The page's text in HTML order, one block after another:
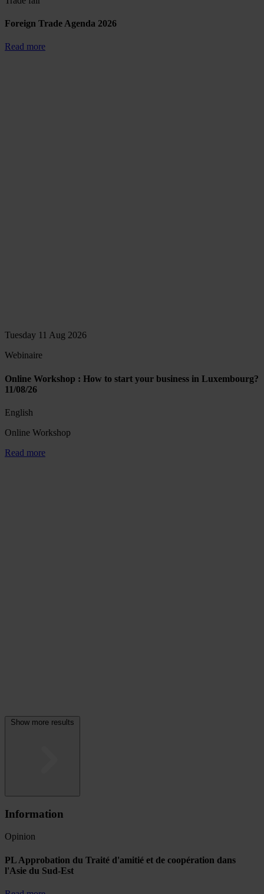
Foreign Trade Agenda 2026
Read more
Tuesday 11 Aug 2026
Webinaire
Online Workshop : How to start your business in Luxembourg?
11/08/26
English
Online Workshop
Read more
Show more results
Information
Opinion
PL Approbation du Traité d'amitié et de coopération dans
l'Asie du Sud-Est